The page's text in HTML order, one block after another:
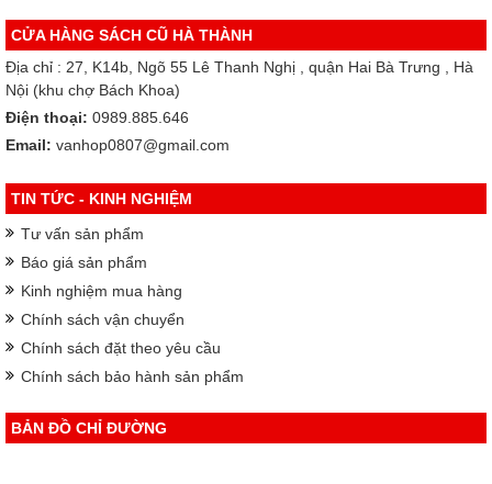
CỬA HÀNG SÁCH CŨ HÀ THÀNH
Địa chỉ : 27, K14b, Ngõ 55 Lê Thanh Nghị , quận Hai Bà Trưng , Hà
Nội (khu chợ Bách Khoa)
Điện thoại: 0989.885.646
Email: vanhop0807@gmail.com
TIN TỨC - KINH NGHIỆM
Tư vấn sản phẩm
Báo giá sản phẩm
Kinh nghiệm mua hàng
Chính sách vận chuyển
Chính sách đặt theo yêu cầu
Chính sách bảo hành sản phẩm
BẢN ĐỒ CHỈ ĐƯỜNG